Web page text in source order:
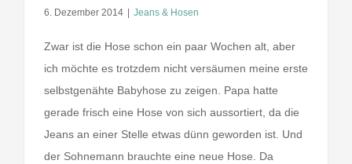
6. Dezember 2014 Jeans & Hosen
Zwar ist die Hose schon ein paar Wochen alt, aber
ich möchte es trotzdem nicht versäumen meine erste
selbstgenähte Babyhose zu zeigen. Papa hatte
gerade frisch eine Hose von sich aussortiert, da die
Jeans an einer Stelle etwas dünn geworden ist. Und
der Sohnemann brauchte eine neue Hose. Da